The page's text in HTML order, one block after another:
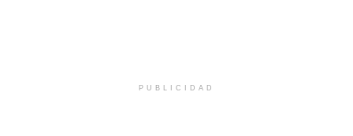
PUBLICIDAD